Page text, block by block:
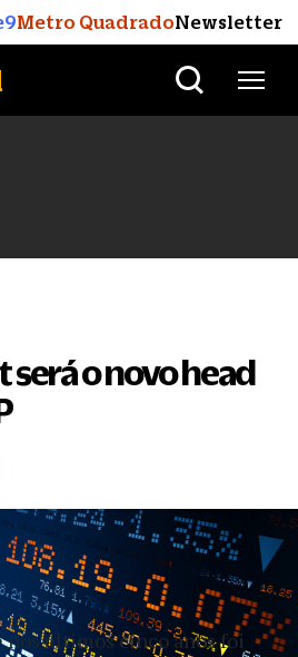
Metro QuadradoNewsletter
o novo head
últimos cinco anos foi